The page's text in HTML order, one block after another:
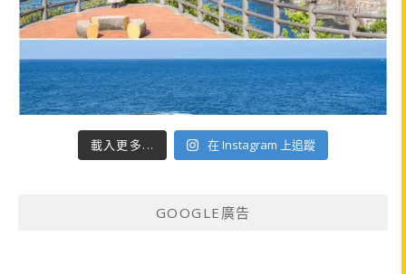
載入更多... 在 Instagram 上追蹤
GOOGLE廣告